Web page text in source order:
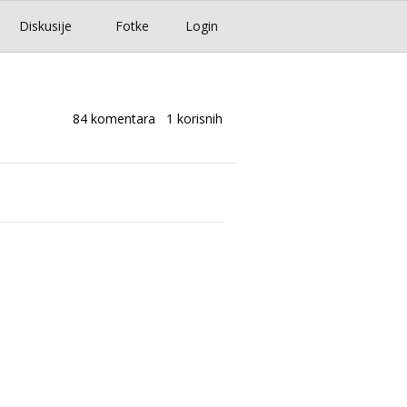
Login
Diskusije Fotke
84 komentara 1 korisnih